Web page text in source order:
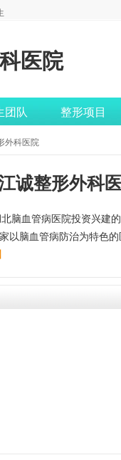
医院
团队 整形项目
外科医院
诚整形外科
血管病医院投资兴建
以脑血管病防治为特色